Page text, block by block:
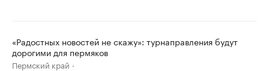
«Радостных новостей не скажу»: турнаправления будут
дорогими для пермяков
Пермский край